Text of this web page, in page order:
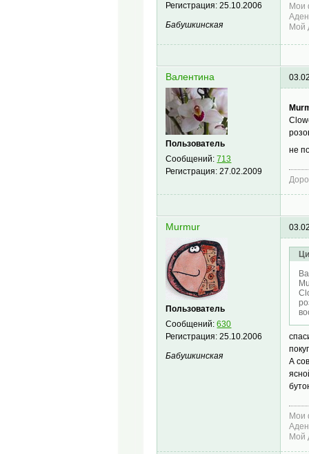
Регистрация:25.10.2006
Бабушкинская
Мои
Мой
Валентина
Пользователь
Сообщений:713
Регистрация:27.02.2009
не
Murmur
Пользователь
Сообщений:630
Регистрация:25.10.2006
Бабушкинская
А
Мои
Мой